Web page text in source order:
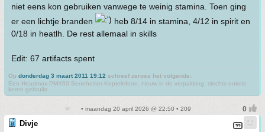
niet eens kon gebruiken vanwege te weinig stamina. Toen ging
er een lichtje branden
heb 8/14 in stamina, 4/12 in spirit en
0/18 in heatlh. De rest allemaal in skills
Edit: 67 artifacts spent
Op donderdag 3 maart 2011 19:12 schreef zeross het volgende:
Een Headmax PMX60 Sennheiser Koptelefoon, nieuw in de verpakking, slechts enkele
keren gebruikt.
• maandag 20 april 2026 @ 22:50 • 209
Divje